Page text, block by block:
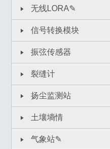
无线LORA✎
信号转换模块
振弦传感器
裂缝计
扬尘监测站
土壤墒情
气象站✎